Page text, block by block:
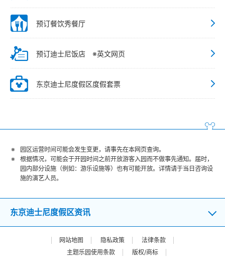
预订餐饮秀餐厅
预订迪士尼饭店 ※英文网页
东京迪士尼度假区度假套票
园区运营时间可能会发生变更，请事先在本网页查询。
根据情况，可能会于开园时间之前开放游客入园而不做事先通知。届时，
园内部分设施（例如：游乐设施等）也有可能开放。详情请于当日咨询设
施的演艺人员。
东京迪士尼度假区资讯
网站地图 隐私政策
法律条款
主题乐园使用条款
版权/商标